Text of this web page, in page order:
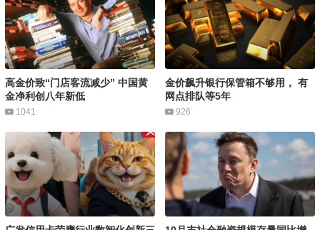
高金价致“门店客流减少” 中国黄
金净利创八年新低
1041
金价飙升银行保管箱不够用， 有
网点排队等5年
926